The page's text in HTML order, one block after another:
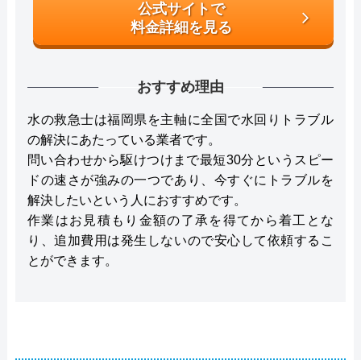
公式サイトで
料金詳細を見る
おすすめ理由
水の救急士は福岡県を主軸に全国で水回りトラブル
の解決にあたっている業者です。
問い合わせから駆けつけまで最短30分というスピー
ドの速さが強みの一つであり、今すぐにトラブルを
解決したいという人におすすめです。
作業はお見積もり金額の了承を得てから着工とな
り、追加費用は発生しないので安心して依頼するこ
とができます。